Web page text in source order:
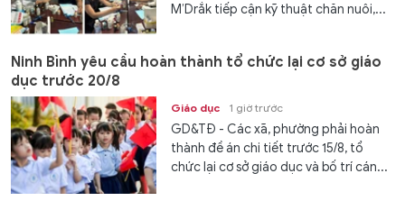
M’Drắk tiếp cận kỹ thuật chăn nuôi,...
Ninh Bình yêu cầu hoàn thành tổ chức lại cơ sở giáo
dục trước 20/8
Giáo dục 1 giờ trước
GD&TĐ - Các xã, phường phải hoàn
thành đề án chi tiết trước 15/8, tổ
chức lại cơ sở giáo dục và bố trí cán...